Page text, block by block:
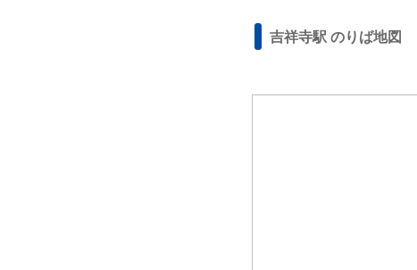
吉祥寺駅 のりば地図